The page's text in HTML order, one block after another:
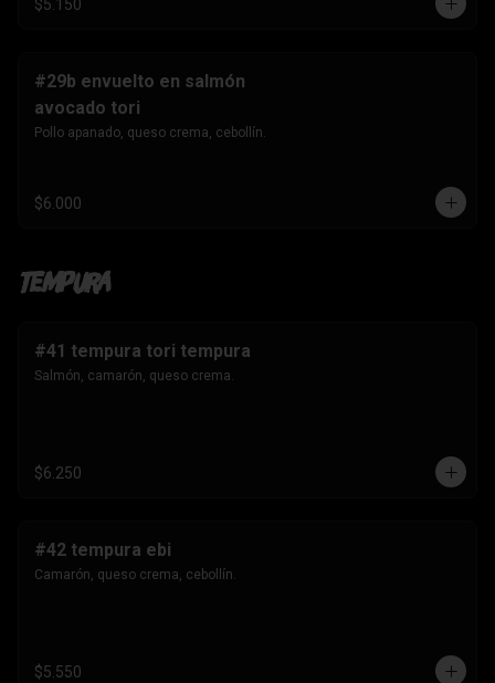
$5.150
#29b envuelto en salmón
avocado tori
Pollo apanado, queso crema, cebollín.
$6.000
Tempura
#41 tempura tori tempura
Salmón, camarón, queso crema.
$6.250
#42 tempura ebi
Camarón, queso crema, cebollín.
$5.550